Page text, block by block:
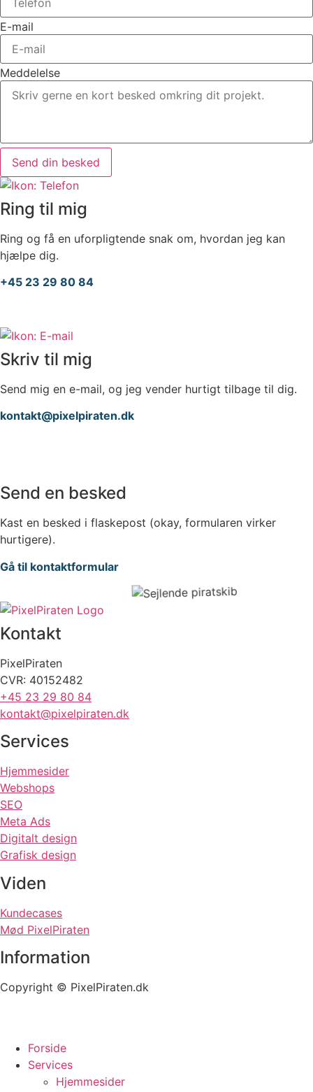
E-mail
Meddelelse
Send din besked
Ring til mig
Ring og få en uforpligtende snak om, hvordan jeg kan
hjælpe dig.
+45 23 29 80 84
Skriv til mig
Send mig en e-mail, og jeg vender hurtigt tilbage til dig.
kontakt@pixelpiraten.dk
Send en besked
Kast en besked i flaskepost (okay, formularen virker
hurtigere).
Gå til kontaktformular
Kontakt
PixelPiraten
CVR: 40152482
+45 23 29 80 84
kontakt@pixelpiraten.dk
Services
Hjemmesider
Webshops
SEO
Meta Ads
Digitalt design
Grafisk design
Viden
Kundecases
Mød PixelPiraten
Information
Copyright © PixelPiraten.dk
Forside
Services
Hjemmesider